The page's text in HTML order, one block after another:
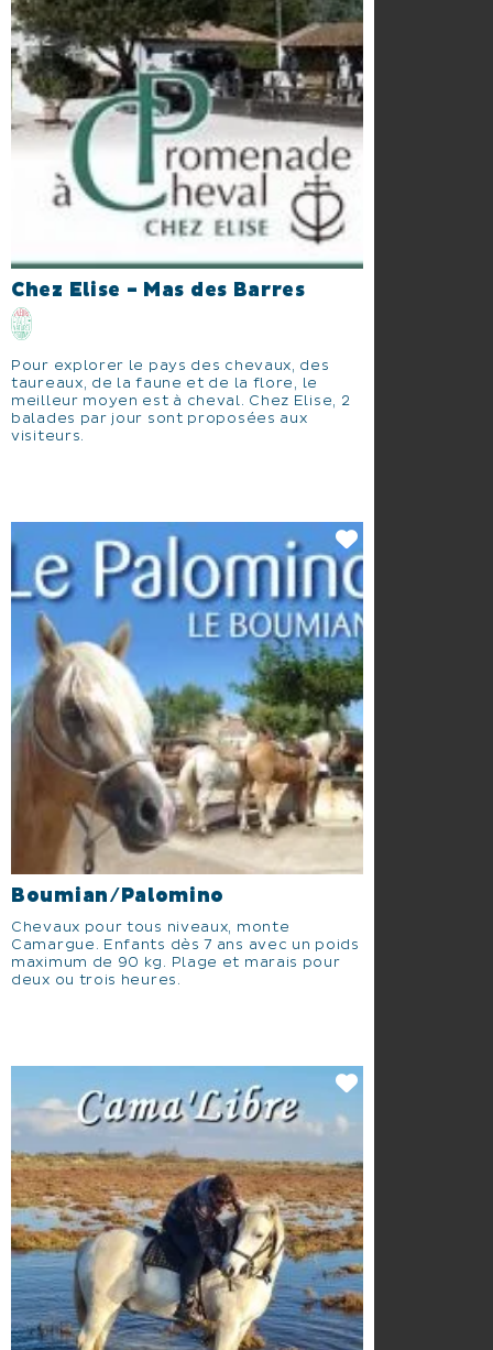
Chez Elise - Mas des Barres
Pour explorer le pays des chevaux, des
taureaux, de la faune et de la flore, le
meilleur moyen est à cheval. Chez Elise, 2
balades par jour sont proposées aux
visiteurs.
Boumian/Palomino
Chevaux pour tous niveaux, monte
Camargue. Enfants dès 7 ans avec un poids
maximum de 90 kg. Plage et marais pour
deux ou trois heures.